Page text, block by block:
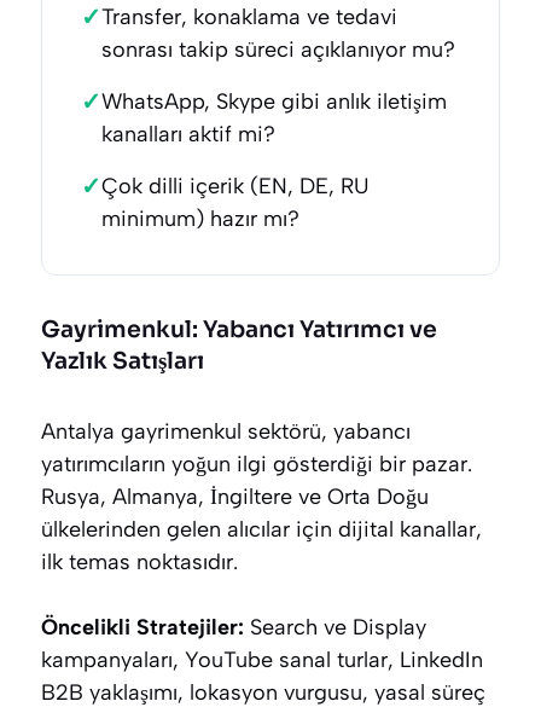
✓Transfer, konaklama ve tedavi
sonrası takip süreci açıklanıyor mu?
✓WhatsApp, Skype gibi anlık iletişim
kanalları aktif mi?
✓Çok dilli içerik (EN, DE, RU
minimum) hazır mı?
Gayrimenkul: Yabancı Yatırımcı ve
Yazlık Satışları
Antalya gayrimenkul sektörü, yabancı
yatırımcıların yoğun ilgi gösterdiği bir pazar.
Rusya, Almanya, İngiltere ve Orta Doğu
ülkelerinden gelen alıcılar için dijital kanallar,
ilk temas noktasıdır.
Öncelikli Stratejiler: Search ve Display
kampanyaları, YouTube sanal turlar, LinkedIn
B2B yaklaşımı, lokasyon vurgusu, yasal süreç